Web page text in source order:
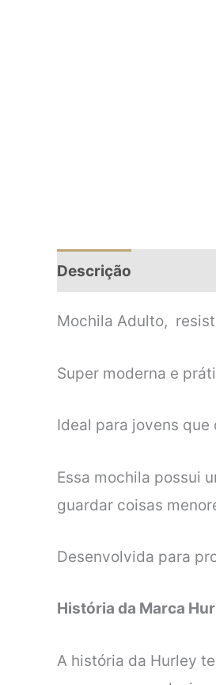
Descrição
Mochila Adulto,
Super moderna e
Ideal para jovens
Essa mochila possui
guardar coisas
Desenvolvida para
História da Marca
A história da Hurley